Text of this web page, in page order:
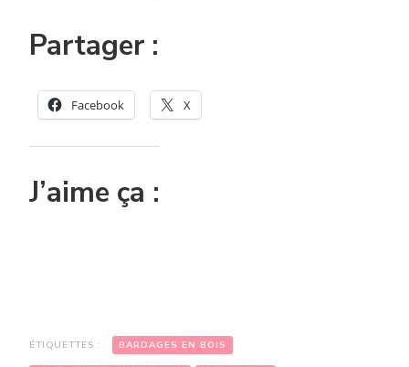
Partager :
Facebook X
J’aime ça :
ÉTIQUETTES : BARDAGES EN BOIS